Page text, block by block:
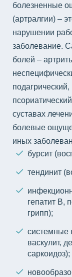
болезненные
(артралгии) –
нарушении
заболевание.
болей –
суставах
болевые
иных
бурсит
тендинит
гепатит В,
грипп);
системные
васкулит,
саркоидоз);